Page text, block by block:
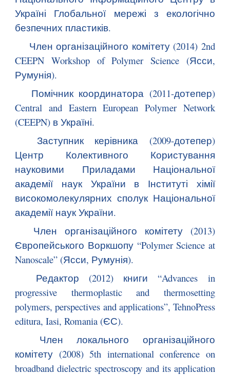
Україні Глобальної мережі з екологічно
безпечних пластиків.
Член організаційного комітету (2014) 2nd
CEEPN Workshop of Polymer Science (Ясси,
Румунія).
Помічник координатора (2011-дотепер)
Central and Eastern European Polymer Network
(CEEPN) в Україні.
Заступник керівника (2009-дотепер)
Центр Колективного Користування
науковими Приладами Національної
академії наук України в Інституті хімії
високомолекулярних сполук Національної
академії наук України.
Член організаційного комітету (2013)
Європейського Воркшопу “Polymer Science at
Nanoscale” (Ясси, Румунія).
Редактор (2012) книги “Advances in
progressive thermoplastic and thermosetting
polymers, perspectives and applications”, TehnoPress
editura, Iasi, Romania (ЄС).
Член локального організаційного
комітету (2008) 5th international conference on
broadband dielectric spectroscopy and its application